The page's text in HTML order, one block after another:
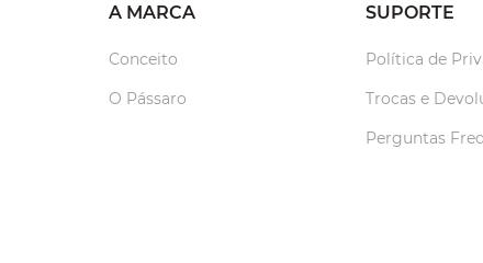
A MARCA
Conceito
O Pássaro
SUPORTE
Política de
Trocas e
Perguntas